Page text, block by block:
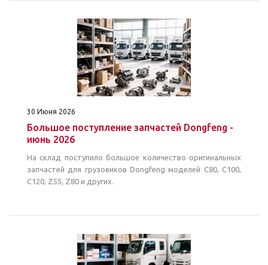
30 Июня 2026
Большое поступление запчастей Dongfeng -
июнь 2026
На склад поступило большое количество оригинальных
запчастей для грузовиков Dongfeng моделей C80, C100,
C120, Z55, Z80 и других.